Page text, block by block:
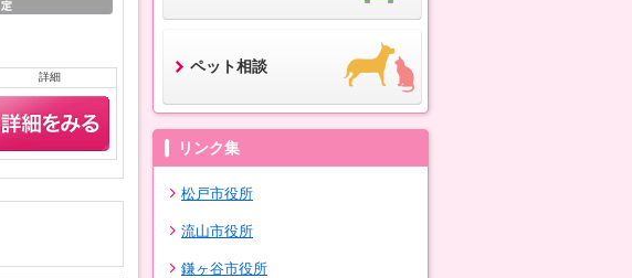
詳細
ペット相談
リンク集
松戸市役所
流山市役所
鎌ヶ谷市役所